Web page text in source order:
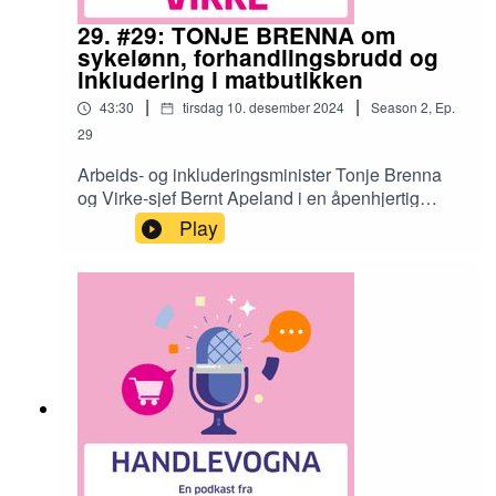
29. #29: TONJE BRENNA om
sykelønn, forhandlingsbrudd og
inkludering i matbutikken
43:30 | tirsdag 10. desember 2024 | Season 2, Ep.
29
Arbeids- og inkluderingsminister Tonje Brenna
og Virke-sjef Bernt Apeland i en åpenhjertig
samtale om:Kampen mot sykefraværet etter
bruddet i IA-forhandlingeneTrepartsmodellen - et
godt verktøy til konflikthåndtering?Kompetanse i
arbeidslivet: Må skomakerens sønn bli
skomaker?Norges viktigste
inkluderingsmaskin...og litt om å handle på salg
under Black WeekVertskap i "Handlevogna" er
som alltid Virkes muntre tospann: Bendik Solum
Whist (bransjedirektør dagligvare) og Runar
Wiksnes (sjefanalytiker).
Play